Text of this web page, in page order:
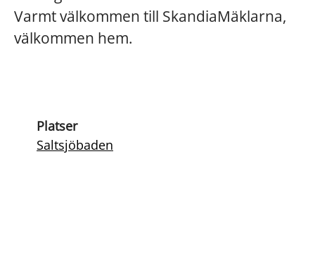
Varmt välkommen till SkandiaMäklarna,
välkommen hem.
Platser
Saltsjöbaden